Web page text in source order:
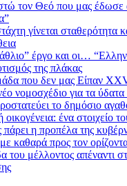
τον Θεό που μας έδωσε
γίνεται σταθερότητα
έργο και οι…
της πλάκας
που δεν μας Είπαν
νομοσχέδιο για τα ύδατα
το δημόσιο
οικογένεια: ένα στοιχείο
η προπέλα της
καθαρά προς τον
του μέλλοντος απέναντι